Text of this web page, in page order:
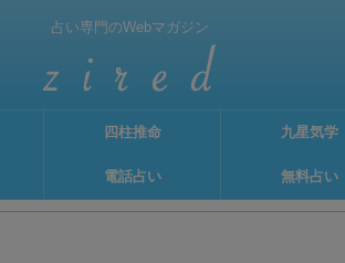
占い専門のWebマガジン
四柱推命 九星気学
電話占い 無料占い